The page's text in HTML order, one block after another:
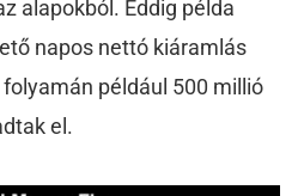
alapokból. Eddig példa
napos nettó kiáramlás
például 500 millió
el.